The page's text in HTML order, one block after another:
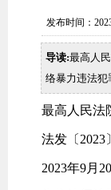
发布时间：
导读:最高人
络暴力违法犯
最高人民法
法发〔2023
2023年9月